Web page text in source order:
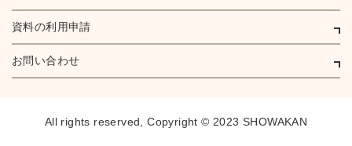
資料の利用申請
お問い合わせ
All rights reserved,Copyright © 2023 SHOWAKAN